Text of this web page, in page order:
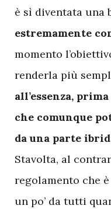
è sì diventata una
estremamente
momento
renderla più
all’essenza,
che comunque
da una parte
Stavolta, al
regolamento che
un po’ da tutti